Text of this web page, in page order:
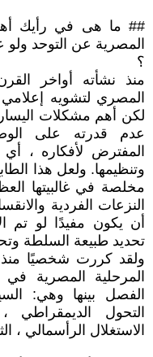
## ما هى في رأيك
المصرية عن التوحد
؟
منذ نشأته أواخر
المصري لتشويه
لكن أهم مشكلات
عدم قدرته على
المفترض لأفكاره ،
وتنظيمها. ولعل هذا
مخلصة في غالبيتها
النزعات الفردية
أن يكون مفيدًا لو تم
تحديد طبيعة السلطة
ولقد كررت شخصيًا منذ
المرحلية المصرية
الفصل بينها وهي:
التحول الديمقراطي
الاستغلال الرأسمالي ،